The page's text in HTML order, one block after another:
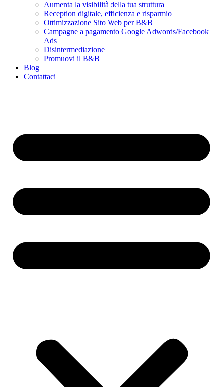
Aumenta la visibilità della tua struttura
Reception digitale, efficienza e risparmio
Ottimizzazione Sito Web per B&B
Campagne a pagamento Google Adwords/Facebook
Ads
Disintermediazione
Promuovi il B&B
Blog
Contattaci